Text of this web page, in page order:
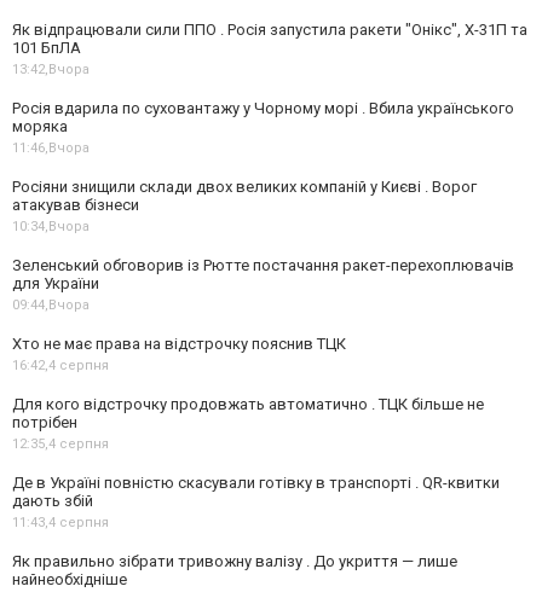
Як відпрацювали сили ППО . Росія запустила ракети "Онікс", Х-31П та
101 БпЛА
13:42, Вчора
Росія вдарила по суховантажу у Чорному морі . Вбила українського
моряка
11:46, Вчора
Росіяни знищили склади двох великих компаній у Києві . Ворог
атакував бізнеси
10:34, Вчора
Зеленський обговорив із Рютте постачання ракет-перехоплювачів
для України
09:44, Вчора
Хто не має права на відстрочку пояснив ТЦК
16:42,4 серпня
Для кого відстрочку продовжать автоматично . ТЦК більше не
потрібен
12:35,4 серпня
Де в Україні повністю скасували готівку в транспорті . QR-квитки
дають збій
11:43,4 серпня
Як правильно зібрати тривожну валізу . До укриття — лише
найнеобхідніше